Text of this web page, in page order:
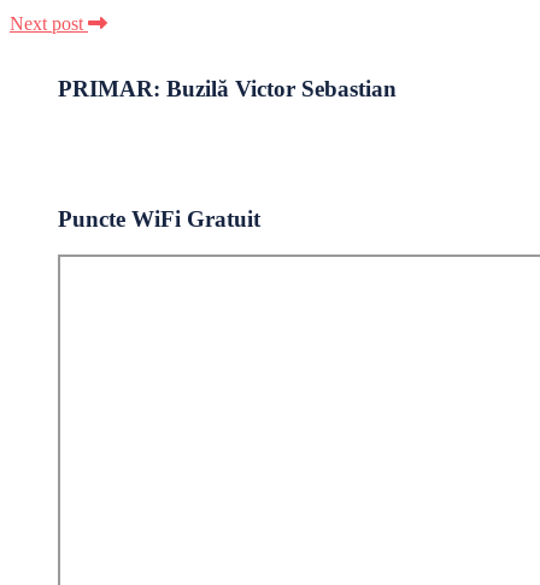
Next post
PRIMAR: Buzilă Victor Sebastian
Puncte WiFi Gratuit